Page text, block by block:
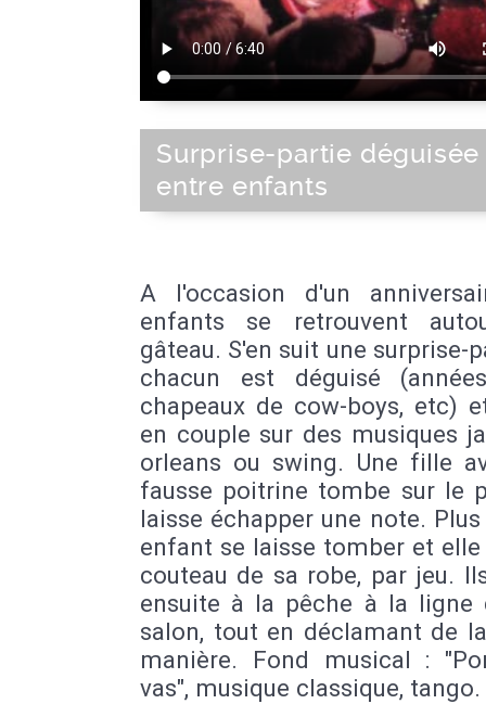
Surprise-partie déguisée
entre enfants
A l'occasion d'un
enfants se retrouvent
gâteau. S'en suit une surprise-
chacun est déguisé
chapeaux de cow-boys, etc)
en couple sur des musiques
orleans ou swing. Une fille
fausse poitrine tombe sur le
laisse échapper une note.
enfant se laisse tomber et
couteau de sa robe, par jeu.
ensuite à la pêche à la ligne
salon, tout en déclamant de
manière. Fond musical :
vas", musique classique, tango.